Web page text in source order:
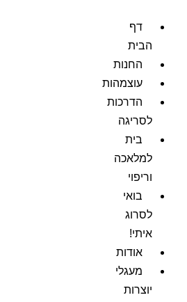
דף
הבית
החנות
עוצמהות
הדרכות
לסריגה
בית
למלאכה
וריפוי
בואי
לסרוג
איתי!
אודות
מעגלי
יוצרות